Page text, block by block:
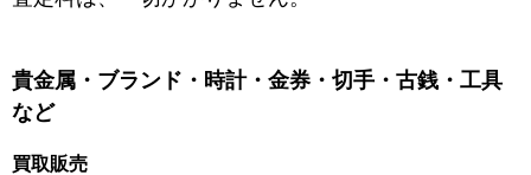
貴金属・ブランド・時計・金券・切手・古銭・工具
など
買取販売